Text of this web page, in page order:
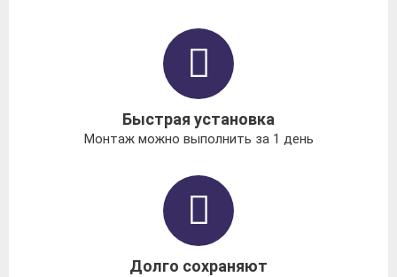
Быстрая установка
Монтаж можно выполнить за 1 день
Долго сохраняют